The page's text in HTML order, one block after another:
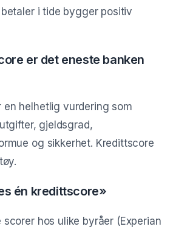
i tide bygger positiv
er det eneste banken
en helhetlig vurdering som
gjeldsgrad,
og sikkerhet. Kredittscore
én kredittscore»
scorer hos ulike byråer (Experian